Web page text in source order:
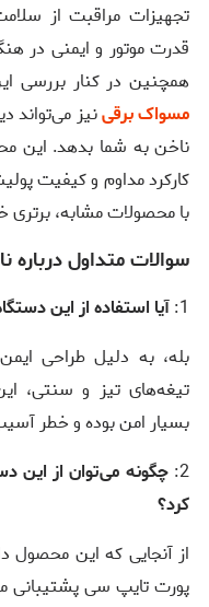
تجهیزات مراقبت از
قدرت موتور و ایمنی در
همچنین در کنار بررسی
مسواک برقینیز می‌تواند
ناخن به شما بدهد. این
کارکرد مداوم و کیفیت
با محصولات مشابه،
سوالات متداول درباره
1: آیا استفاده از این
بله، به دلیل طراحی
تیغه‌های تیز و سنتی،
بسیار امن بوده و خطر
2: چگونه می‌توان از این
کرد؟
از آنجایی که این محصول
پورت تایپ سی پشتیبانی